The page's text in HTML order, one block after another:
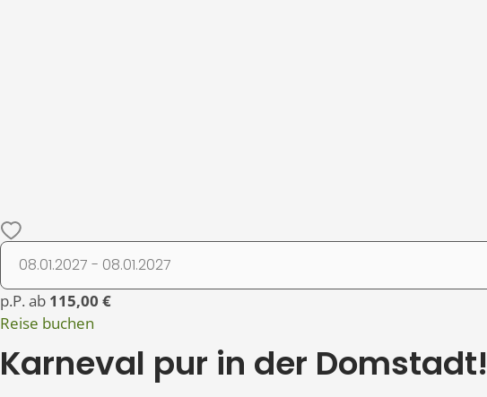
p.P. ab 115,00 €
Reise buchen
Karneval pur in der Domstadt!